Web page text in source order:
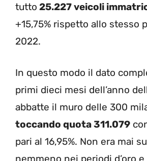
tutto 25.227 veicoli
+15,75% rispetto allo stesso
2022.
In questo modo il dato
primi dieci mesi dell’anno
abbatte il muro delle 300
toccando quota 311.079
pari al 16,95%. Non era mai